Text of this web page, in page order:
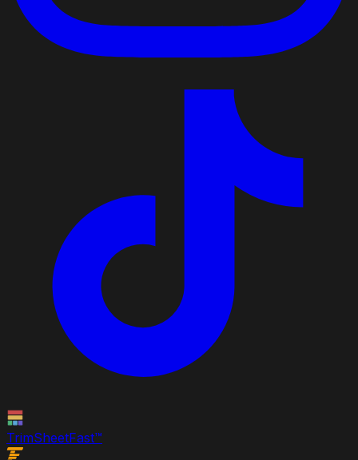
TrimSheetFast™